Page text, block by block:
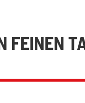
FEINEN